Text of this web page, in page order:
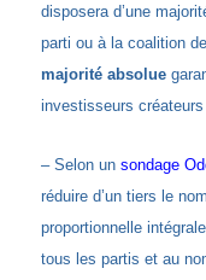
disposera d’une
parti ou à la coalition
majorité absolue
investisseurs créateurs
– Selon unsondage
réduire d’un tiers le
proportionnelle
tous les partis et au